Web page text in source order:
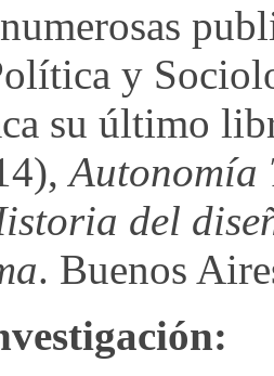
y
su último
Autonomía
del
. Buenos